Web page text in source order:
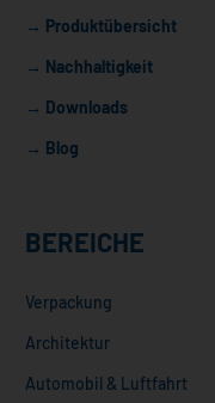
→ Produktübersicht
→ Nachhaltigkeit
→ Downloads
→ Blog
BEREICHE
Verpackung
Architektur
Automobil & Luftfahrt